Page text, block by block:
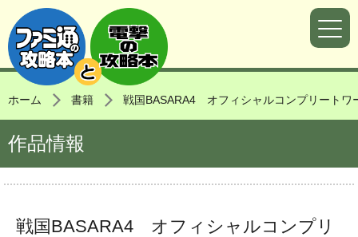
ホーム 書籍 戦国BASARA4 オフィシャルコンプリートワ
作品情報
戦国BASARA4 オフィシャルコンプリ